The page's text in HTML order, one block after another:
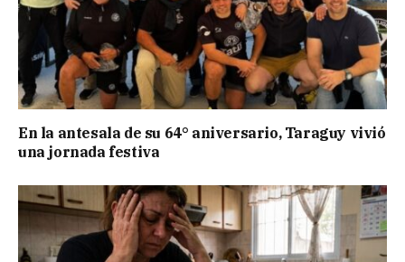
En la antesala de su 64° aniversario, Taraguy vivió
una jornada festiva